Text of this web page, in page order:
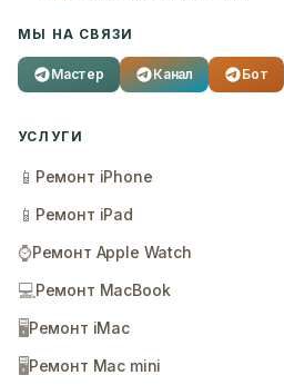
МЫ НА СВЯЗИ
Мастер Канал Бот
УСЛУГИ
📱 Ремонт iPhone
📱 Ремонт iPad
⌚Ремонт Apple Watch
💻Ремонт MacBook
🖥️Ремонт iMac
🖥️Ремонт Mac mini